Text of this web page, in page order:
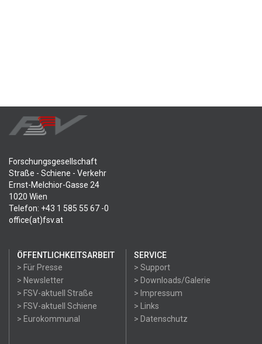
Forschungsgesellschaft
Straße - Schiene - Verkehr
Ernst-Melchior-Gasse 24
1020 Wien
Telefon: +43 1 585 55 67 -0
office(at)fsv.at
ÖFFENTLICHKEITSARBEIT
> Für Presse
> Newsletter
> FSV-aktuell Straße
> FSV-aktuell Schiene
> Eurokommunal
SERVICE
> Support
> Downloads/Galerie
> Impressum
> Links
> Datenschutz